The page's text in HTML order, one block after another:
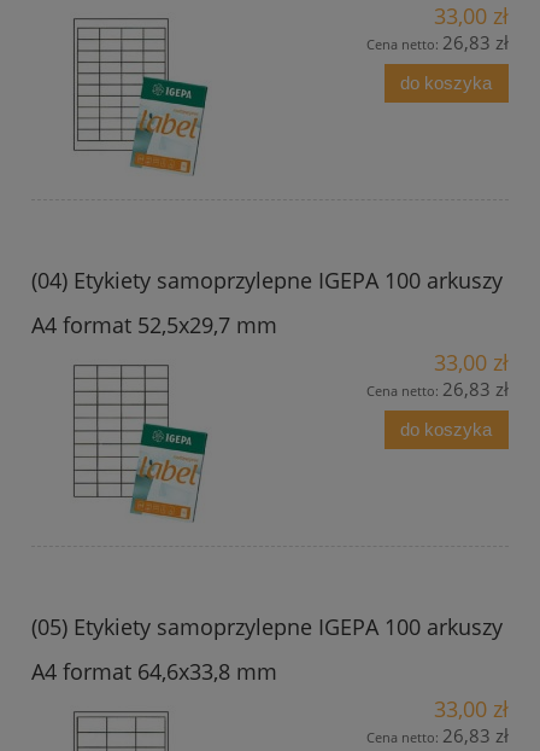
33,00 zł
Cena netto: 26,83 zł
do koszyka
(04) Etykiety samoprzylepne IGEPA 100 arkuszy
A4 format 52,5x29,7 mm
33,00 zł
Cena netto: 26,83 zł
do koszyka
(05) Etykiety samoprzylepne IGEPA 100 arkuszy
A4 format 64,6x33,8 mm
33,00 zł
Cena netto: 26,83 zł